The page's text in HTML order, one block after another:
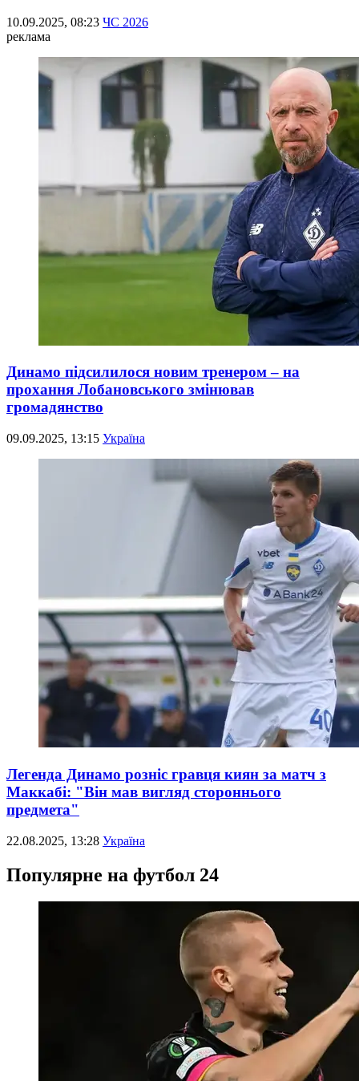
10.09.2025, 08:23 ЧС 2026
реклама
Динамо підсилилося новим тренером – на
прохання Лобановського змінював
громадянство
09.09.2025, 13:15 Україна
Легенда Динамо розніс гравця киян за матч з
Маккабі: "Він мав вигляд стороннього
предмета"
22.08.2025, 13:28 Україна
Популярне на футбол 24